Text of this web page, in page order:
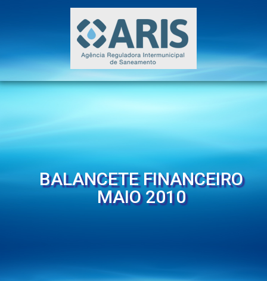
BALANCETE FINANCEIRO
MAIO 2010